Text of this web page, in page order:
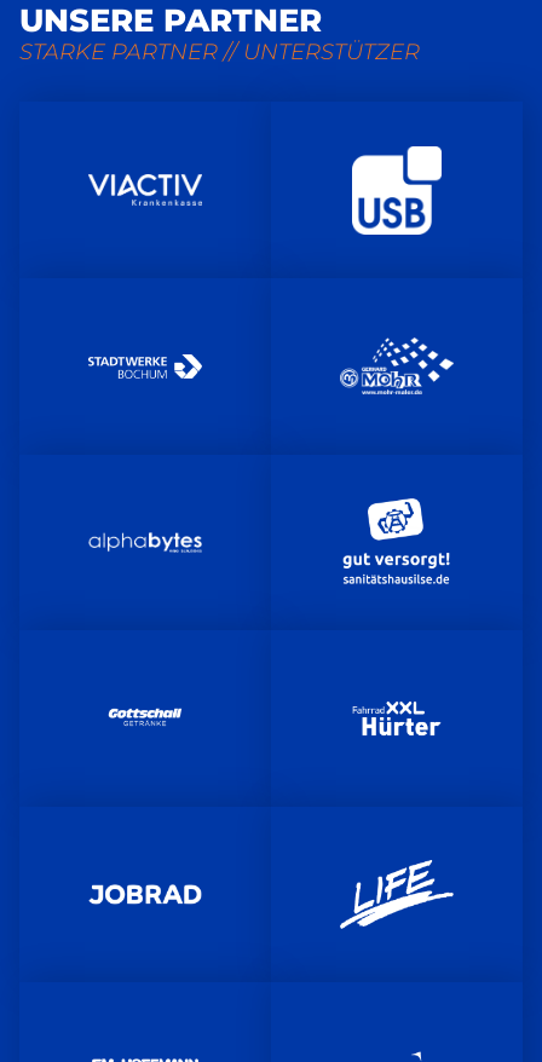
UNSERE PARTNER
STARKE PARTNER // UNTERSTÜTZER